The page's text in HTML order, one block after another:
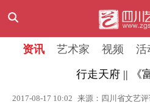
资讯 艺术家 视频 活
行走天府 || 《
2017-08-17 10:02 来源：四川省文艺